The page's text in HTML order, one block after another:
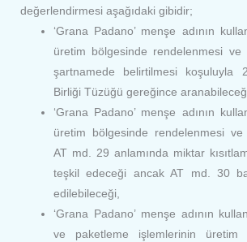
değerlendirmesi aşağıdaki gibidir;
‘Grana Padano’ menşe adının
üretim bölgesinde rendelenmesi ve
şartnamede belirtilmesi koşuluyla
Birliği Tüzüğü gereğince
‘Grana Padano’ menşe adının
üretim bölgesinde rendelenmesi ve
AT md. 29 anlamında miktar
teşkil edeceği ancak AT md. 30
edilebileceği,
‘Grana Padano’ menşe adının
ve paketleme işlemlerinin üretim